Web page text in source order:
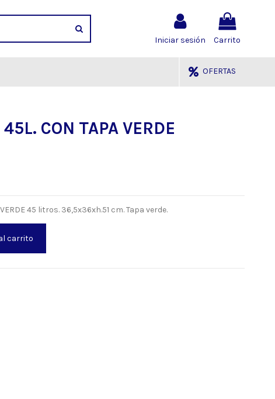
Iniciar sesión Carrito
OFERTAS
CON TAPA VERDE
VERDE 45 litros. 36,5x36xh.51 cm. Tapa verde.
carrito